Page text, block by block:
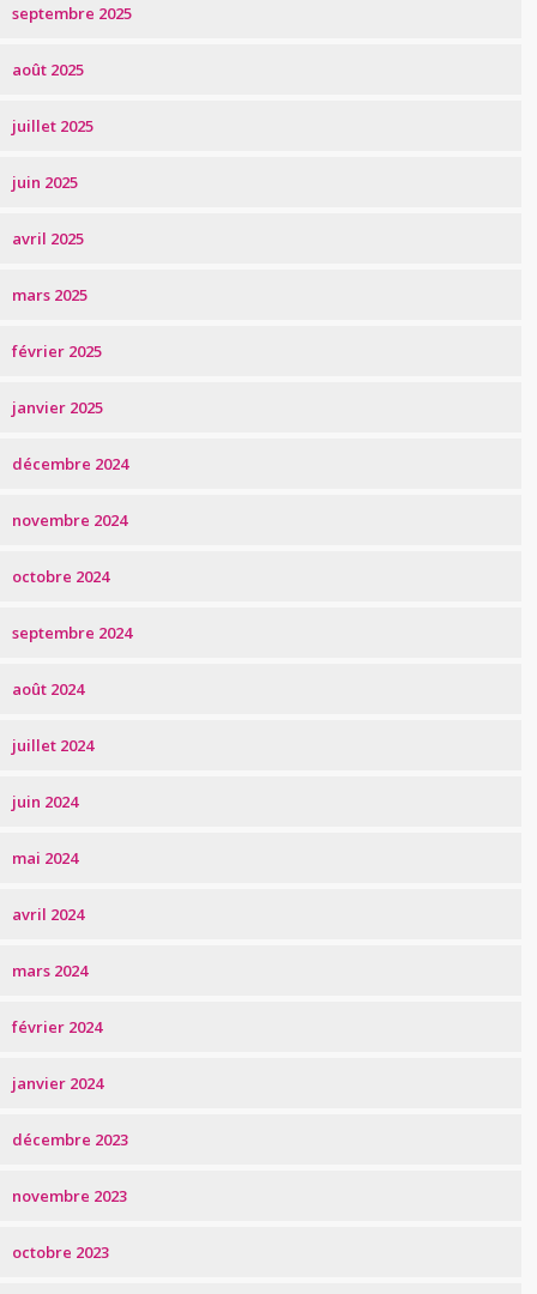
septembre 2025
août 2025
juillet 2025
juin 2025
avril 2025
mars 2025
février 2025
janvier 2025
décembre 2024
novembre 2024
octobre 2024
septembre 2024
août 2024
juillet 2024
juin 2024
mai 2024
avril 2024
mars 2024
février 2024
janvier 2024
décembre 2023
novembre 2023
octobre 2023